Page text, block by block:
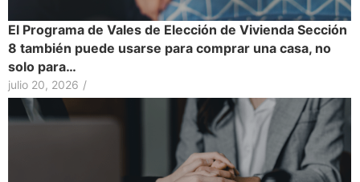
El Programa de Vales de Elección de Vivienda Sección
8 también puede usarse para comprar una casa, no
solo para…
julio 20, 2026 /